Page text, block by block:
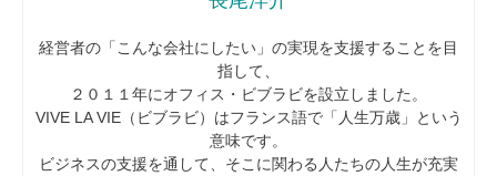
経営者の「こんな会社にしたい」の実現を支援することを目
指して、
２０１１年にオフィス・ビブラビを設立しました。
VIVE LA VIE（ビブラビ）はフランス語で「人生万歳」という
意味です。
ビジネスの支援を通して、そこに関わる人たちの人生が充実